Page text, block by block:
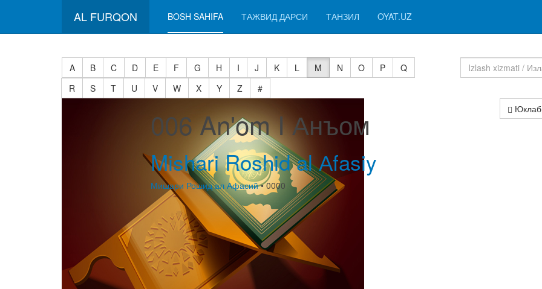
AL FURQON BOSH SAHIFA ТАЖВИД ДАРСИ ТАНЗИЛ OYAT.UZ
A B C D E F G H I J K L M N O P
Q
R
S T U V W X Y Z
#
006 An'om I Анъом
Mishari Roshid al Аfasiy
Мишари Рошид ал Афасий• 0000